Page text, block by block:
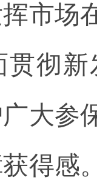
市场
贯彻
大参
得感